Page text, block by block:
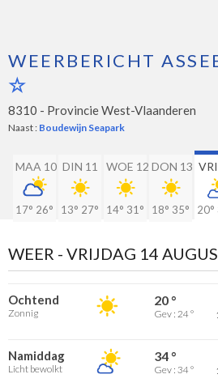
WEERBERICHT
8310 - Provincie West-Vlaanderen
Naast : Boudewijn Seapark
MAA 10
17° 26°
DIN 11
13° 27°
WOE 12
14° 31°
DON 13
18° 35° 20°
WEER - VRIJDAG 14
Ochtend
Zonnig
20 °
Gev : 24 °
Namiddag
Licht bewolkt
34 °
Gev : 34 °